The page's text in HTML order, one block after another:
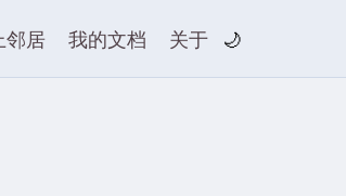
邻居 我的文档 关于 🌙